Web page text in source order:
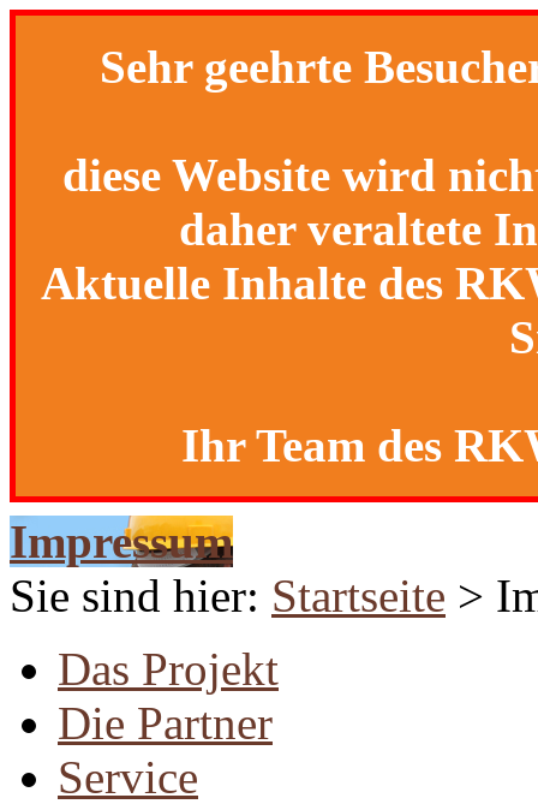
Sehr geehrte
diese Website wird
daher veraltete
Aktuelle Inhalte des
Ihr Team des
Impressum
Sie sind hier: Startseite >
Das Projekt
Die Partner
Service